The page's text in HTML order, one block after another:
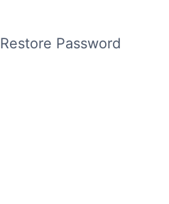
Restore Password